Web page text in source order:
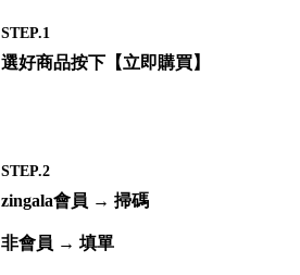
STEP.1
選好商品按下【立即購買】
STEP.2
zingala會員 → 掃碼
非會員 → 填單